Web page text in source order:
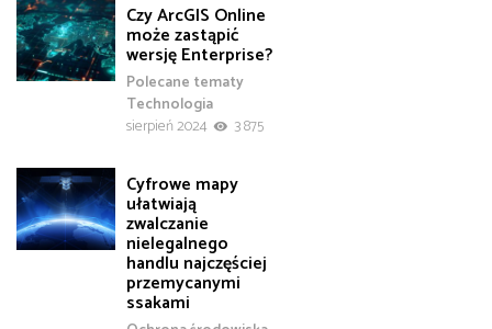
Czy ArcGIS Online
może zastąpić
wersję Enterprise?
Polecane tematy
Technologia
sierpień 2024
3 875
Cyfrowe mapy
ułatwiają
zwalczanie
nielegalnego
handlu najczęściej
przemycanymi
ssakami